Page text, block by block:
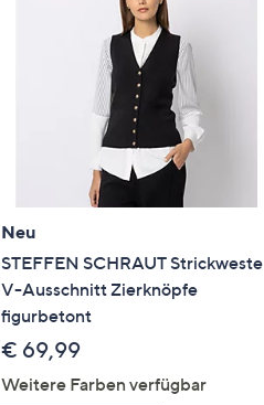
Neu
STEFFEN SCHRAUT Strickweste
V-Ausschnitt Zierknöpfe
figurbetont
€ 69,99
Weitere Farben verfügbar